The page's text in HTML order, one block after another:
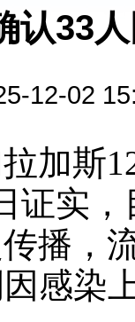
认33
12-02
斯12
证实
播，
感染